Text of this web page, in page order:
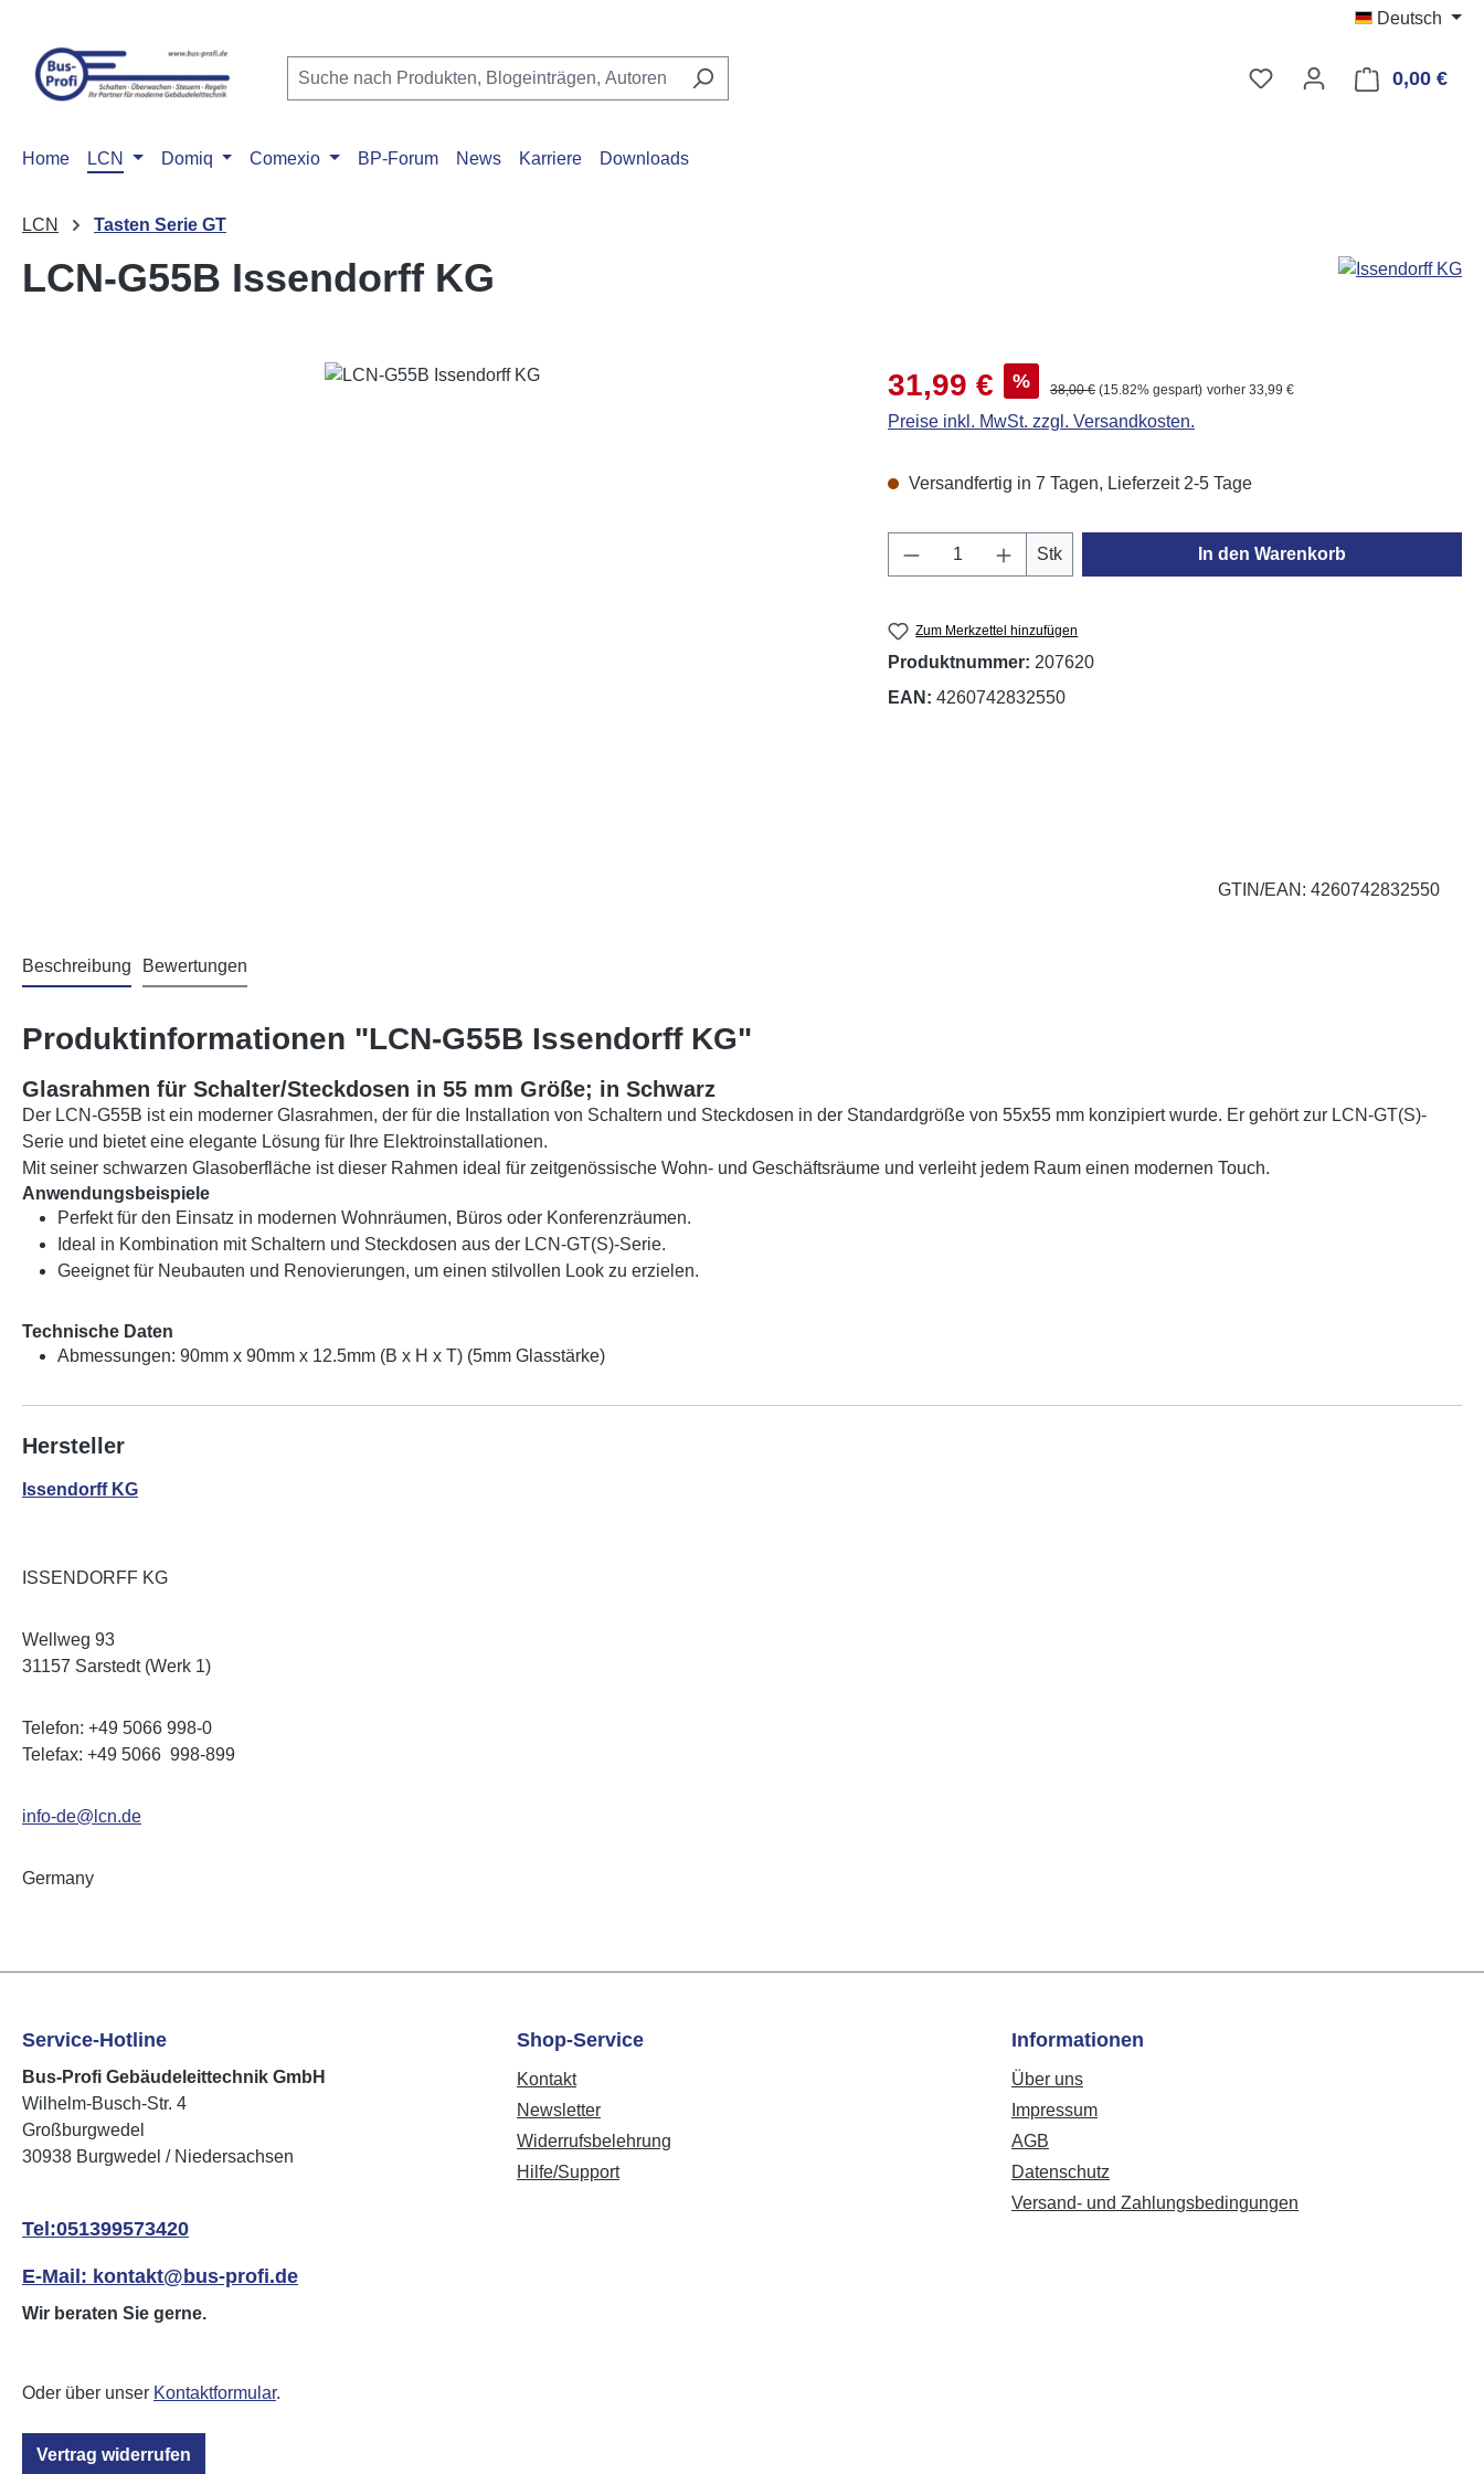
Deutsch
Du hast 0 Produkte auf
0,00 €
Home LCN Domiq Comexio BP-Forum News Karriere Downloads
LCN Tasten Serie GT
LCN-G55B Issendorff KG
Verkaufspreis:
31,99 € % Regulärer Preis:
38,00 € (15.82% gespart) vorher 33,99 €
Preise inkl. MwSt. zzgl. Versandkosten.
Versandfertig in 7 Tagen, Lieferzeit 2-5 Tage
Produkt Anzahl: Gib den gewünschten Wert ein
Stk In den Warenkorb
Zum Merkzettel hinzufügen
Produktnummer: 207620
EAN: 4260742832550
GTIN/EAN: 4260742832550
Beschreibung Bewertungen
Produktinformationen "LCN-G55B Issendorff KG"
Glasrahmen für Schalter/Steckdosen in 55 mm Größe; in Schwarz
Der LCN-G55B ist ein moderner Glasrahmen, der für die Installation von Schaltern und Steckdosen in der Standardgröße von 55x55 mm konzipiert wurde. Er gehört zur LCN-GT(S)-
Serie und bietet eine elegante Lösung für Ihre Elektroinstallationen.
Mit seiner schwarzen Glasoberfläche ist dieser Rahmen ideal für zeitgenössische Wohn- und Geschäftsräume und verleiht jedem Raum einen modernen Touch.
Anwendungsbeispiele
Perfekt für den Einsatz in modernen Wohnräumen, Büros oder Konferenzräumen.
Ideal in Kombination mit Schaltern und Steckdosen aus der LCN-GT(S)-Serie.
Geeignet für Neubauten und Renovierungen, um einen stilvollen Look zu erzielen.
Technische Daten
Abmessungen: 90mm x 90mm x 12.5mm (B x H x T) (5mm Glasstärke)
Hersteller
Issendorff KG
ISSENDORFF KG
Wellweg 93
31157 Sarstedt (Werk 1)
Telefon: +49 5066 998-0
Telefax: +49 5066 998-899
info-de@lcn.de
Germany
Service-Hotline
Bus-Profi Gebäudeleittechnik GmbH
Wilhelm-Busch-Str. 4
Großburgwedel
30938 Burgwedel / Niedersachsen
Tel:051399573420
E-Mail: kontakt@bus-profi.de
Wir beraten Sie gerne.
Oder über unser Kontaktformular.
Vertrag widerrufen
Shop-Service
Kontakt
Newsletter
Widerrufsbelehrung
Hilfe/Support
Informationen
Über uns
Impressum
AGB
Datenschutz
Versand- und Zahlungsbedingungen